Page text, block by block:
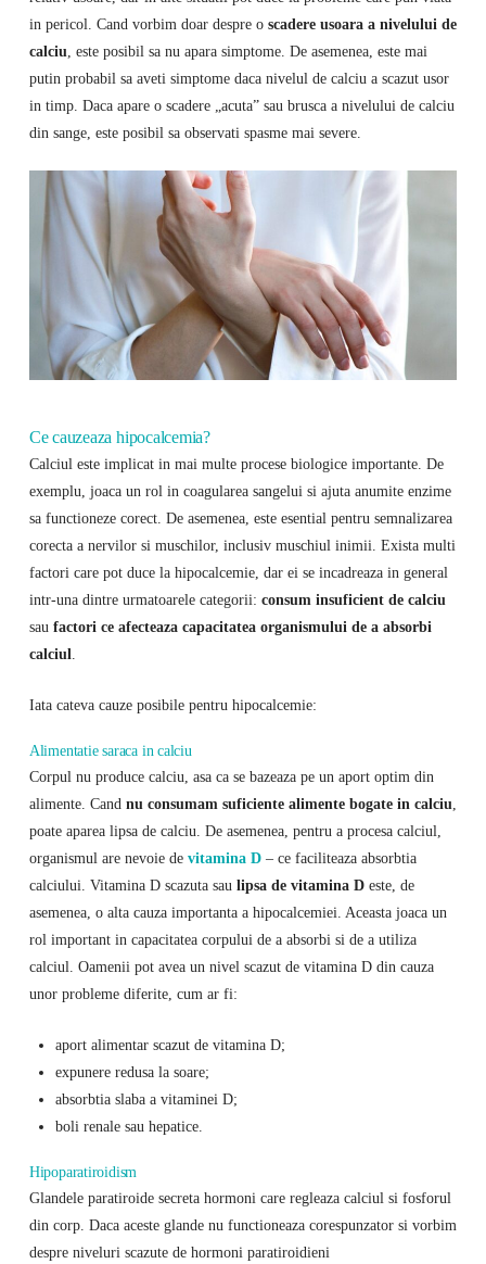
in pericol. Cand vorbim doar despre o scadere usoara a nivelului de
calciu , este posibil sa nu apara simptome. De asemenea, este mai
putin probabil sa aveti simptome daca nivelul de calciu a scazut usor
in timp. Daca apare o scadere „acuta” sau brusca a nivelului de calciu
din sange, este posibil sa observati spasme mai severe.
Ce cauzeaza hipocalcemia?
Calciul este implicat in mai multe procese biologice importante. De
exemplu, joaca un rol in coagularea sangelui si ajuta anumite enzime
sa functioneze corect. De asemenea, este esential pentru semnalizarea
corecta a nervilor si muschilor, inclusiv muschiul inimii. Exista multi
factori care pot duce la hipocalcemie, dar ei se incadreaza in general
intr-una dintre urmatoarele categorii: consum insuficient de calciu
sau factori ce afecteaza capacitatea organismului de a absorbi
calciul
Iata cateva cauze posibile pentru hipocalcemie:
Alimentatie saraca in calciu
Corpul nu produce calciu, asa ca se bazeaza pe un aport optim din
alimente. Cand nu consumam suficiente alimente bogate in calciu
poate aparea lipsa de calciu. De asemenea, pentru a procesa calciul,
organismul are nevoie de vitamina D – ce faciliteaza absorbtia
calciului. Vitamina D scazuta sau lipsa de vitamina Deste, de
asemenea, o alta cauza importanta a hipocalcemiei. Aceasta joaca un
rol important in capacitatea corpului de a absorbi si de a utiliza
calciul. Oamenii pot avea un nivel scazut de vitamina D din cauza
unor probleme diferite, cum ar fi:
aport alimentar scazut de vitamina D;
expunere redusa la soare;
absorbtia slaba a vitaminei D;
boli renale sau hepatice.
Hipoparatiroidism
Glandele paratiroide secreta hormoni care regleaza calciul si fosforul
din corp. Daca aceste glande nu functioneaza corespunzator si vorbim
despre niveluri scazute de hormoni paratiroidieni